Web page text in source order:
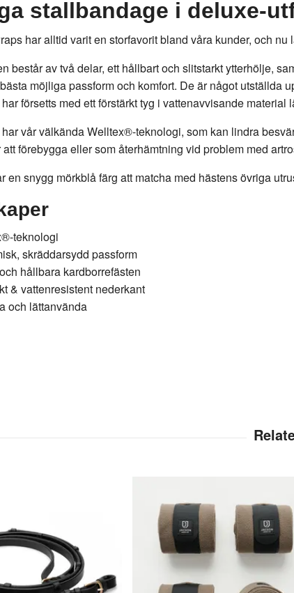
stallbandage i deluxe-
har alltid varit en storfavorit bland våra kunder, och
består av två delar, ett hållbart och slitstarkt ytterhölje,
möjliga passform och komfort. De är något utställda
försetts med ett förstärkt tyg i vattenavvisande material
vår välkända Welltex®-teknologi, som kan lindra
förebygga eller som återhämtning vid problem med
en snygg mörkblå färg att matcha med hästens övriga
teknologi
skräddarsydd passform
hållbara kardborrefästen
& vattenresistent nederkant
och lättanvända